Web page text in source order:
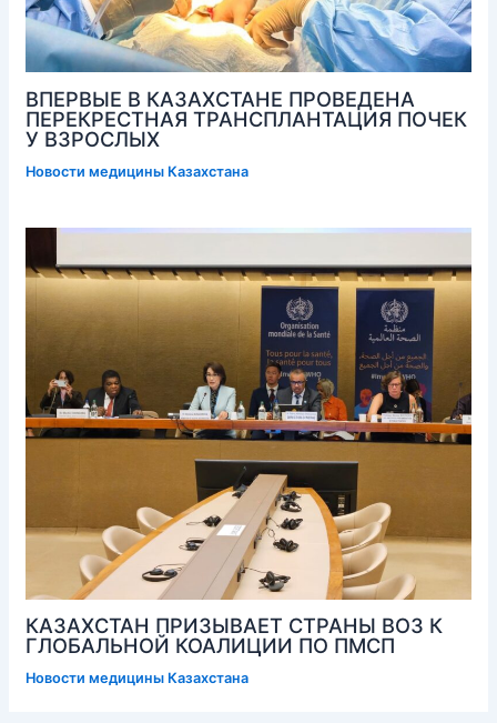
ВПЕРВЫЕ В КАЗАХСТАНЕ ПРОВЕДЕНА
ПЕРЕКРЕСТНАЯ ТРАНСПЛАНТАЦИЯ ПОЧЕК
У ВЗРОСЛЫХ
Новости медицины Казахстана
КАЗАХСТАН ПРИЗЫВАЕТ СТРАНЫ ВОЗ К
ГЛОБАЛЬНОЙ КОАЛИЦИИ ПО ПМСП
Новости медицины Казахстана